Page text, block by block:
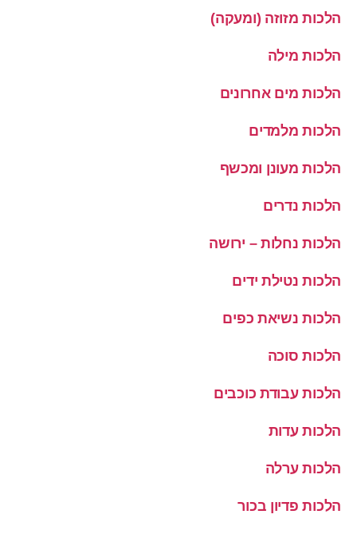
הלכות מזוזה (ומעקה)
הלכות מילה
הלכות מים אחרונים
הלכות מלמדים
הלכות מעונן ומכשף
הלכות נדרים
הלכות נחלות – ירושה
הלכות נטילת ידים
הלכות נשיאת כפים
הלכות סוכה
הלכות עבודת כוכבים
הלכות עדות
הלכות ערלה
הלכות פדיון בכור